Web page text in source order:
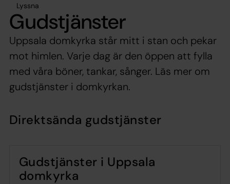
Lyssna
Gudstjänster
Uppsala domkyrka står mitt i stan och pekar
mot himlen. Varje dag är den öppen att fylla
med våra böner, tankar, sånger. Läs mer om
gudstjänster i domkyrkan.
Direktsända gudstjänster
Gudstjänster i Uppsala
domkyrka